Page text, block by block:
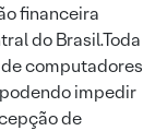
financeira
do Brasil.Toda
computadores
impedir
de